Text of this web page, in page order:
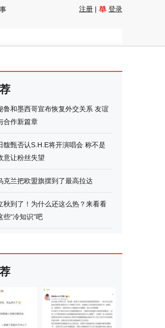
注册 | 登录
鲁和墨西哥宣布恢复外交关系 友谊
合作新篇章
馥甄否认S.H.E将开演唱会 称不是
意让粉丝失望
克兰把欧盟旗摆到了最高拉达
秋到了！为什么还这么热？来看看
些“冷知识”吧